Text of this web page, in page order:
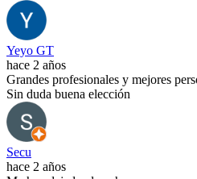
Yeyo GT
hace 2 años
Grandes profesionales y mejores
Sin duda buena elección
Secu
hace 2 años